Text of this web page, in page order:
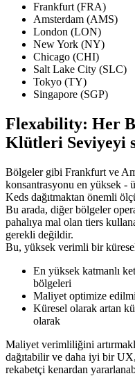
Frankfurt (FRA)
Amsterdam (AMS)
London (LON)
New York (NY)
Chicago (CHI)
Salt Lake City (SLC)
Tokyo (TY)
Singapore (SGP)
Flexability: Her
Klütleri Seviyeyi
Bölgeler gibi Frankfurt ve
konsantrasyonu en yüksek -
Keds dağıtmaktan önemli
Bu arada, diğer bölgeler
pahalıya mal olan tiers
gerekli değildir.
Bu, yüksek verimli bir
En yüksek katmanlı
bölgeleri
Maliyet optimize
Küresel olarak artan
olarak
Maliyet verimliliğini
dağıtabilir ve daha iyi bir
rekabetçi kenardan